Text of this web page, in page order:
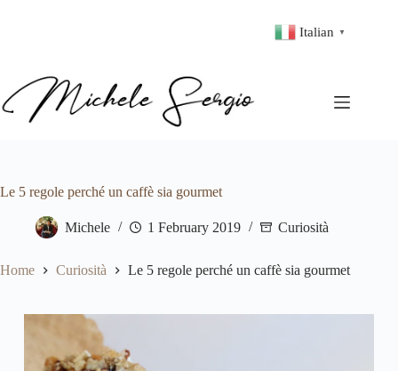
Italian ▼
Le 5 regole perché un caffè sia gourmet
Michele 1 February 2019 Curiosità
Home Curiosità Le 5 regole perché un caffè sia gourmet